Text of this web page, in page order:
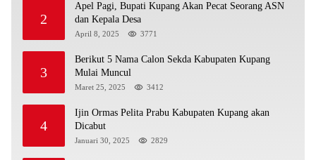
2
Apel Pagi, Bupati Kupang Akan Pecat Seorang ASN
dan Kepala Desa
April 8, 2025 3771
3
Berikut 5 Nama Calon Sekda Kabupaten Kupang
Mulai Muncul
Maret 25, 2025 3412
4
Ijin Ormas Pelita Prabu Kabupaten Kupang akan
Dicabut
Januari 30, 2025 2829